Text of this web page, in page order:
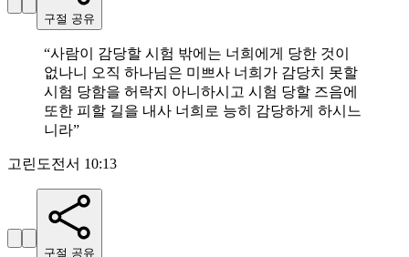
구절 공유
“사람이 감당할 시험 밖에는 너희에게 당한 것이
없나니 오직 하나님은 미쁘사 너희가 감당치 못할
시험 당함을 허락지 아니하시고 시험 당할 즈음에
또한 피할 길을 내사 너희로 능히 감당하게 하시느
니라”
고린도전서 10:13
구절 공유